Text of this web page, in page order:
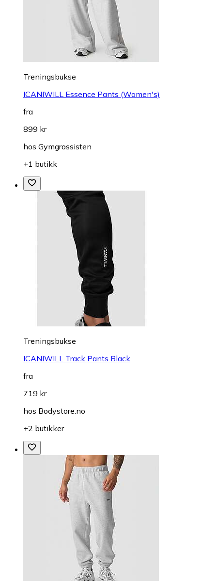
Treningsbukse
ICANIWILL Essence Pants (Women's)
fra
899 kr
hos Gymgrossisten
+1 butikk
Treningsbukse
ICANIWILL Track Pants Black
fra
719 kr
hos Bodystore.no
+2 butikker